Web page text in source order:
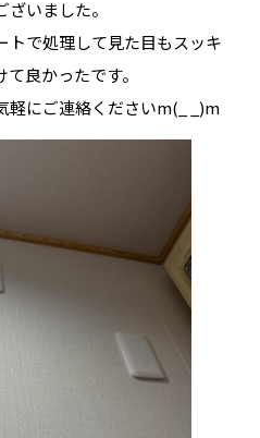
いました。
トで処理して見た目もスッキ
良かったです。
軽にご連絡くださいm(_ _)m